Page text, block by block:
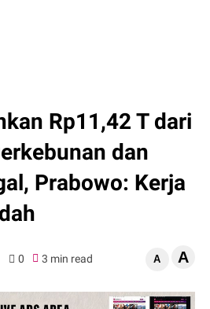
Rp11,42 T dari
dan
Prabowo: Kerja
0 3 min read A A